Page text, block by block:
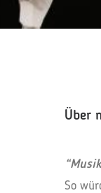
Über
So